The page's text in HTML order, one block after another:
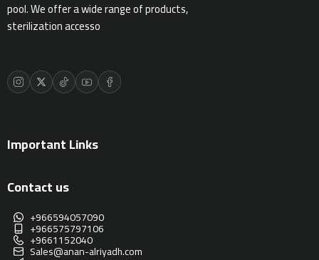
الالعاب المائية
المقالات
خدماتنا
pool. We offer a wide range of products,
sterilization accesso
Important Links
Contact us
+966594057090
+966575797106
+9661152040
Sales@anan-alriyadh.com